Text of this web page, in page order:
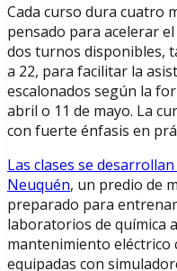
Cada curso dura cuatro
pensado para acelerar
dos turnos disponibles,
a 22, para facilitar la
escalonados según la
abril o 11 de mayo. La
con fuerte énfasis en
Las clases se
Neuquén, un predio de
preparado para
laboratorios de química
mantenimiento eléctrico
equipadas con